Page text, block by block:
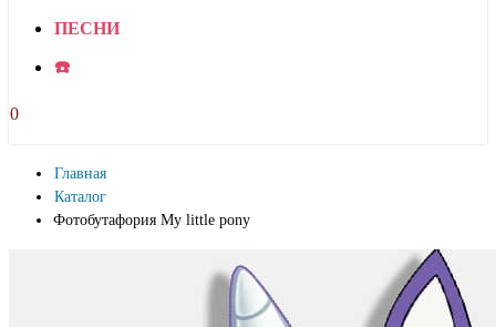
ПЕСНИ
☎️
0
Главная
Каталог
Фотобутафория My little pony